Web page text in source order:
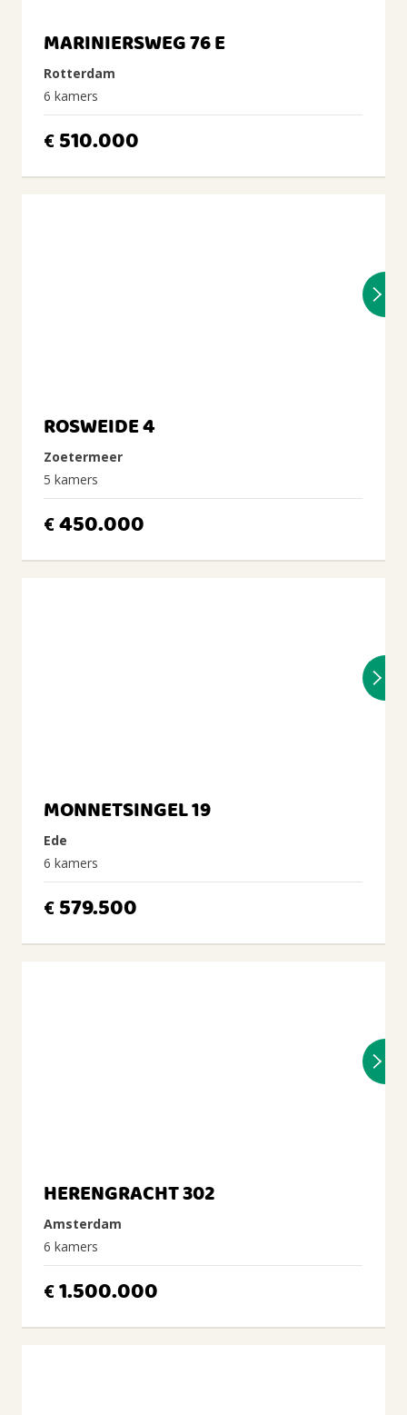
MARINIERSWEG 76 E
Rotterdam
6 kamers
€ 510.000
ROSWEIDE 4
Zoetermeer
5 kamers
€450.000
MONNETSINGEL 19
Ede
6 kamers
€ 579.500
HERENGRACHT 302
Amsterdam
6 kamers
€1.500.000